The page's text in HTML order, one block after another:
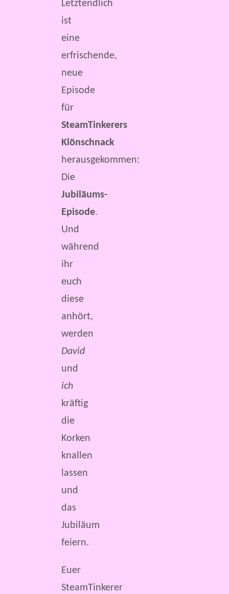
Letztendlich
ist
eine
erfrischende,
neue
Episode
für
SteamTinkerers
Klönschnack
herausgekommen:
Die
Jubiläums-
Episode.
Und
während
ihr
euch
diese
anhört,
werden
David
und
ich
kräftig
die
Korken
knallen
lassen
und
das
Jubiläum
feiern.
Euer
SteamTinkerer